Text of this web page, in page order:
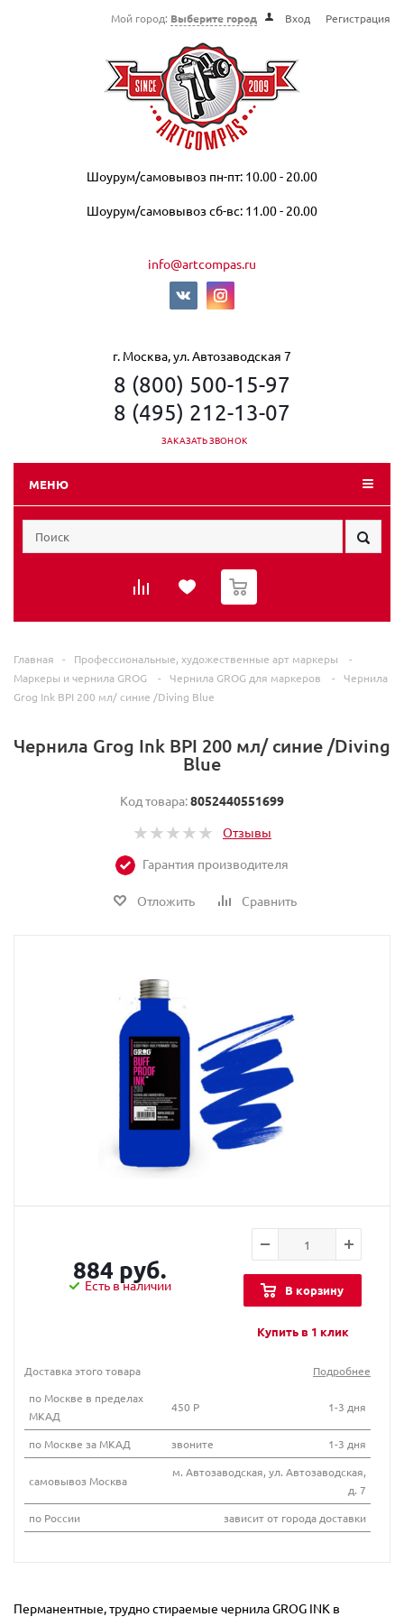
Мой город: Выберите город Вход Регистрация
Шоурум/самовывоз пн-пт: 10.00 - 20.00
Шоурум/самовывоз сб-вс: 11.00 - 20.00
info@artcompas.ru
г. Москва, ул. Автозаводская 7
8 (800) 500-15-97
8 (495) 212-13-07
ЗАКАЗАТЬ ЗВОНОК
МЕНЮ
0
Главная - Профессиональные, художественные арт маркеры
-
Маркеры и чернила GROG
- Чернила GROG для маркеров -
Чернила
Grog Ink BPI 200 мл/ синие /Diving Blue
Чернила Grog Ink BPI 200 мл/ синие /Diving
Blue
Код товара:8052440551699
Отзывы
Гарантия производителя
Отложить Сравнить
884 руб.
Есть в наличии В корзину
Купить в 1 клик
Доставка этого товара
Подробнее
по Москве в пределах
МКАД
450 Р 1-3 дня
по Москве за МКАД звоните 1-3 дня
самовывоз Москва
м. Автозаводская, ул. Автозаводская,
д. 7
по России
зависит от города доставки
Перманентные, трудно стираемые чернила GROG INK в